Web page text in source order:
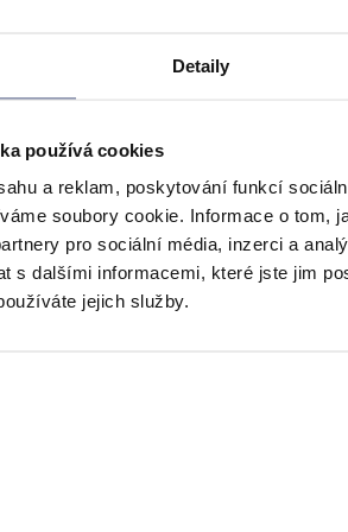
Detaily
používá cookies
a reklam, poskytování funkcí
soubory cookie. Informace o tom,
pro sociální média, inzerci a
s dalšími informacemi, které jste jim
jejich služby.
českého účtu
stížností kvůli zablokování českého
10:55